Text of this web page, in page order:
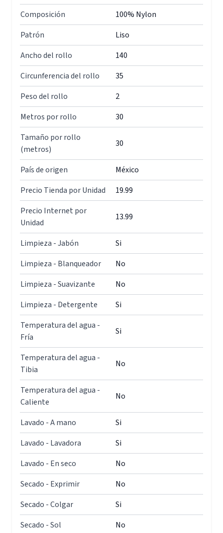
Composición
100% Nylon
Patrón
Liso
Ancho del rollo
140
Circunferencia del rollo
35
Peso del rollo
2
Metros por rollo
30
Tamaño por rollo
(metros)
30
País de origen
México
Precio Tienda por Unidad
19.99
Precio Internet por
Unidad
13.99
Limpieza - Jabón
Si
Limpieza - Blanqueador
No
Limpieza - Suavizante
No
Limpieza - Detergente
Si
Temperatura del agua -
Fría
Si
Temperatura del agua -
Tibia
No
Temperatura del agua -
Caliente
No
Lavado - A mano
Si
Lavado - Lavadora
Si
Lavado - En seco
No
Secado - Exprimir
No
Secado - Colgar
Si
Secado - Sol
No